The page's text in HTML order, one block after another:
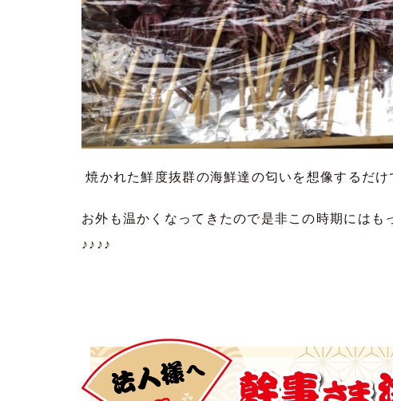
焼かれた鮮度抜群の海鮮達の匂いを想像するだ
お外も温かくなってきたので是非この時期にはも
♪♪♪♪